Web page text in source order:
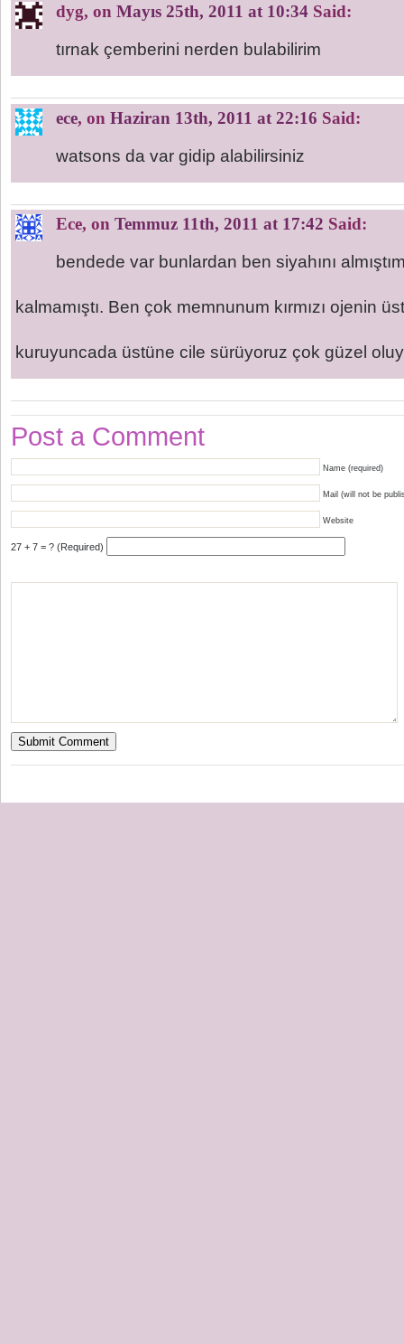
dyg, on Mayıs 25th, 2011 at 10:34 Said:
tırnak çemberini nerden bulabilirim
ece, on Haziran 13th, 2011 at 22:16 Said:
watsons da var gidip alabilirsiniz
Ece, on Temmuz 11th, 2011 at 17:42 Said:
bendede var bunlardan ben siyahını
kalmamıştı. Ben çok memnunum kırmızı ojenin
kuruyuncada üstüne cile sürüyoruz çok güzel
Post a Comment
Name (required)
Mail (will not be
Website
27 + 7 = ? (Required)